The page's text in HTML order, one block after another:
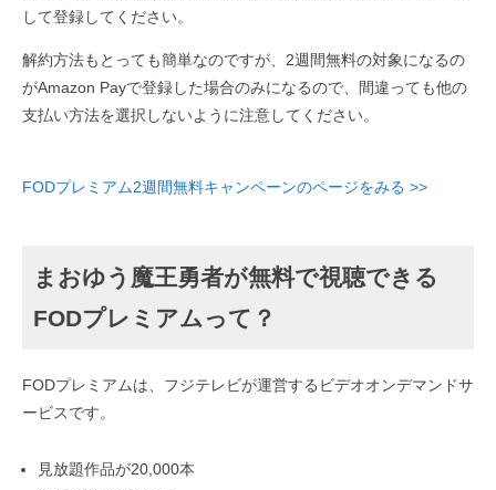
して登録してください。
解約方法もとっても簡単なのですが、2週間無料の対象になるの
がAmazon Payで登録した場合のみになるので、間違っても他の
支払い方法を選択しないように注意してください。
FODプレミアム2週間無料キャンペーンのページをみる >>
まおゆう魔王勇者が無料で視聴できる
FODプレミアムって？
FODプレミアムは、フジテレビが運営するビデオオンデマンドサ
ービスです。
見放題作品が20,000本